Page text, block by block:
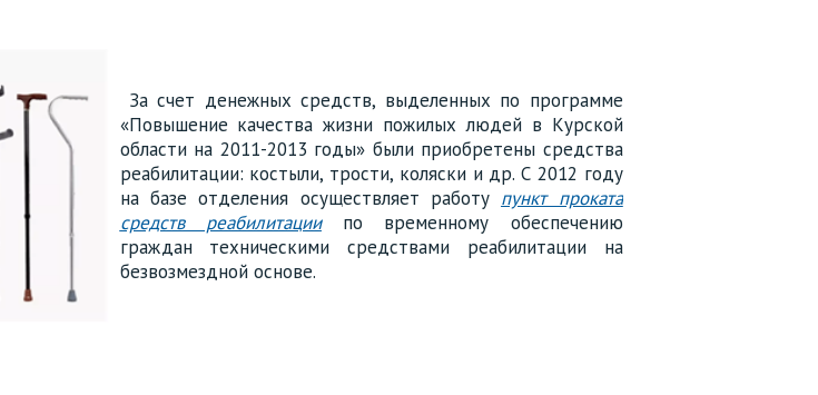
За счет денежных средств, выделенных по программе
«Повышение качества жизни пожилых людей в Курской
области на 2011-2013 годы» были приобретены средства
реабилитации: костыли, трости, коляски и др. С 2012 году
на базе отделения осуществляет работу пункт проката
средств реабилитации
по временному обеспечению
граждан техническими средствами реабилитации на
безвозмездной основе.